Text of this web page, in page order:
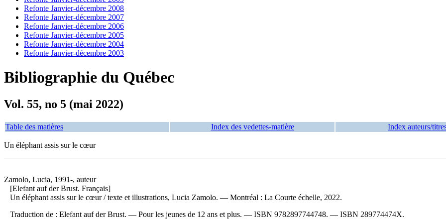
Refonte Janvier-décembre 2008
Refonte Janvier-décembre 2007
Refonte Janvier-décembre 2006
Refonte Janvier-décembre 2005
Refonte Janvier-décembre 2004
Refonte Janvier-décembre 2003
Bibliographie du Québec
Vol. 55, no 5 (mai 2022)
Table des matières Index des vedettes-matière Index auteurs/
Un éléphant assis sur le cœur
Zamolo, Lucia, 1991-, auteur
[Elefant auf der Brust. Français]
Un éléphant assis sur le cœur/ texte et illustrations, Lucia Zamolo. — Montréal : La Courte échelle, 2022.
Traduction de : Elefant auf der Brust. — Pour les jeunes de 12 ans et plus. — ISBN 9782897744748. — ISBN 289774474X.